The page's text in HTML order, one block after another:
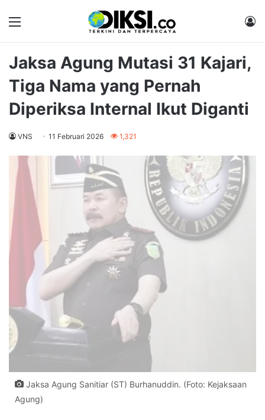
Menu
Jaksa Agung Mutasi 31 Kajari,
Tiga Nama yang Pernah
Diperiksa Internal Ikut Diganti
VNS 11 Februari 2026 1,321
Jaksa Agung Sanitiar (ST) Burhanuddin. (Foto: Kejaksaan
Agung)